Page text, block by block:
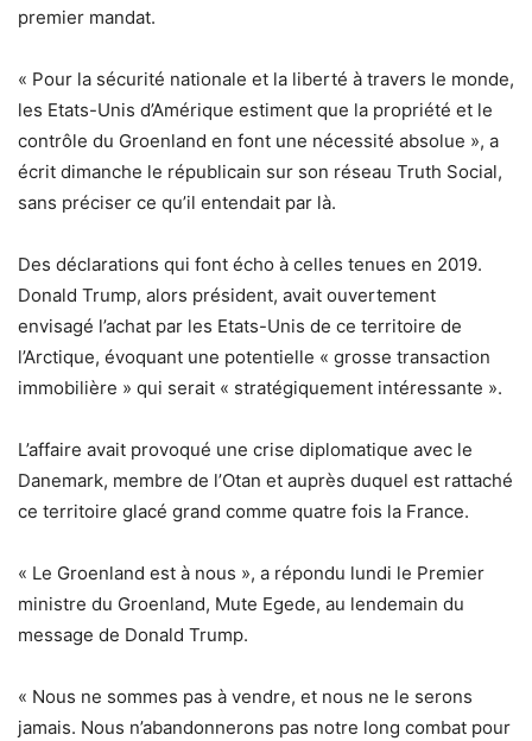
premier mandat.
« Pour la sécurité nationale et la liberté à travers le monde,
les Etats-Unis d’Amérique estiment que la propriété et le
contrôle du Groenland en font une nécessité absolue », a
écrit dimanche le républicain sur son réseau Truth Social,
sans préciser ce qu’il entendait par là.
Des déclarations qui font écho à celles tenues en 2019.
Donald Trump, alors président, avait ouvertement
envisagé l’achat par les Etats-Unis de ce territoire de
l’Arctique, évoquant une potentielle « grosse transaction
immobilière » qui serait « stratégiquement intéressante ».
L’affaire avait provoqué une crise diplomatique avec le
Danemark, membre de l’Otan et auprès duquel est rattaché
ce territoire glacé grand comme quatre fois la France.
« Le Groenland est à nous », a répondu lundi le Premier
ministre du Groenland, Mute Egede, au lendemain du
message de Donald Trump.
« Nous ne sommes pas à vendre, et nous ne le serons
jamais. Nous n’abandonnerons pas notre long combat pour